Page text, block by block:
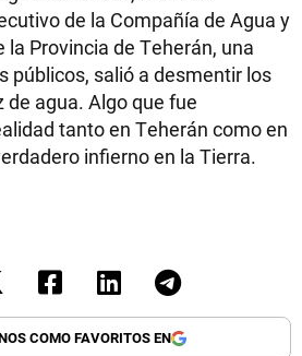
de la Compañía de Agua y
la Provincia de Teherán, una
públicos, salió a desmentir los
agua. Algo que fue
tanto en Teherán como en
infierno en la Tierra.
COMO FAVORITOS EN